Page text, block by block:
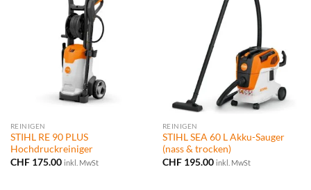
REINIGEN
STIHL RE 90 PLUS
Hochdruckreiniger
CHF175.00 inkl. MwSt
REINIGEN
STIHL SEA 60 L Akku-Sauger
(nass & trocken)
CHF195.00 inkl. MwSt